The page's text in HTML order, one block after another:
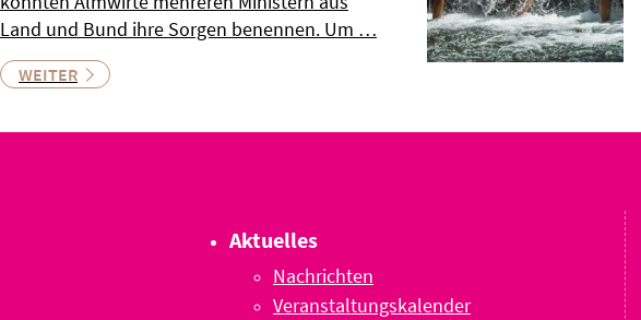
Land und Bund ihre Sorgen benennen. Um …
WEITER
Aktuelles
Nachrichten
Veranstaltungskalender